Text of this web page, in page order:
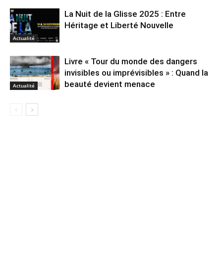
Actualité
La Nuit de la Glisse 2025 : Entre
Héritage et Liberté Nouvelle
Actualité
Livre « Tour du monde des dangers
invisibles ou imprévisibles » : Quand la
beauté devient menace